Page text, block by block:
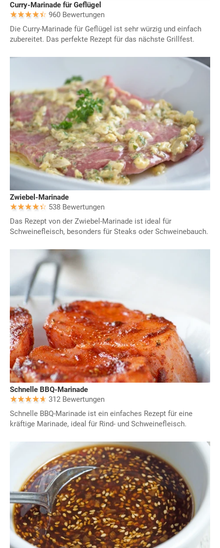
Curry-Marinade für Geflügel
960 Bewertungen
Die Curry-Marinade für Geflügel ist sehr würzig und einfach
zubereitet. Das perfekte Rezept für das nächste Grillfest.
Zwiebel-Marinade
538 Bewertungen
Das Rezept von der Zwiebel-Marinade ist ideal für
Schweinefleisch, besonders für Steaks oder Schweinebauch.
Schnelle BBQ-Marinade
312 Bewertungen
Schnelle BBQ-Marinade ist ein einfaches Rezept für eine
kräftige Marinade, ideal für Rind- und Schweinefleisch.